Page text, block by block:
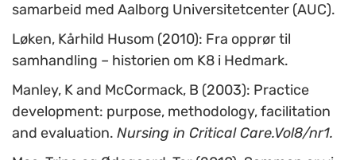
samarbeid med Aalborg Universitetcenter (AUC).
Løken, Kårhild Husom (2010): Fra opprør til
samhandling – historien om K8 i Hedmark.
Manley, K and McCormack, B (2003): Practice
development: purpose, methodology, facilitation
and evaluation. Nursing in Critical Care.Vol8/nr1.